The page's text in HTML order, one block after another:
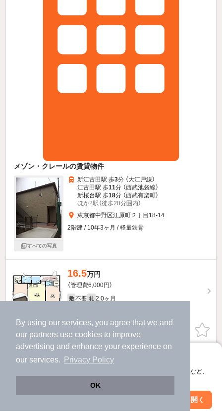
By using our services, you agree that we and
our partners use cookies to improve
advertising and enhance your experience on
our services.
Privacy Policy
OK
アプリに切り替えて、サクサクお部屋探し
会員登録なしですぐ使える。マップ検索やお気に入り保存など、
アプリを開く
メゾン・クレールの賃貸物件
すべての写真
新江古田駅 歩3分 （大江戸線）
江古田駅 歩11分 （西武池袋線）
新桜台駅 歩18分 （西武有楽町）
ほか2駅（徒歩20分圏内）
東京都中野区江原町２丁目18-14
2階建 / 10年3ヶ月 / 軽量鉄骨
16.5万円
（管理費6,000円）
敷 不要 礼 2.0ヶ月
お問い合わせ （無料）
絞り込み条件を変更